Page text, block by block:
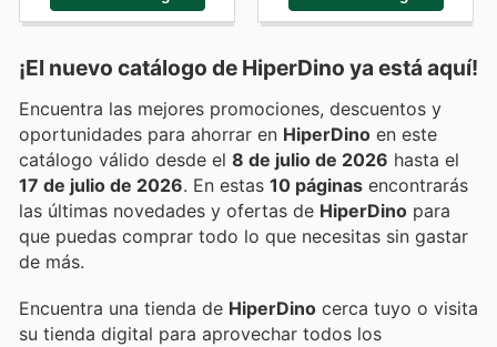
¡El nuevo catálogo de HiperDino ya está aquí!
Encuentra las mejores promociones, descuentos y
oportunidades para ahorrar en HiperDino en este
catálogo válido desde el 8 de julio de 2026 hasta el
17 de julio de 2026 . En estas 10 páginas encontrarás
las últimas novedades y ofertas de HiperDino para
que puedas comprar todo lo que necesitas sin gastar
de más.
Encuentra una tienda de HiperDino cerca tuyo o visita
su tienda digital para aprovechar todos los